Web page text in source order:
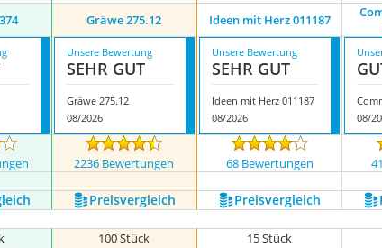
Gräwe ‎275.12 Ideen mit Herz 011187
Unsere Bewertung
SEHR GUT
Gräwe ‎275.12
08/2026
Unsere Bewertung
SEHR GUT
Ideen mit Herz 011187
08/2026
08/
2236 Bewertungen 68 Bewertungen
Preis­vergleich Preis­vergleich
100 Stück 15 Stück